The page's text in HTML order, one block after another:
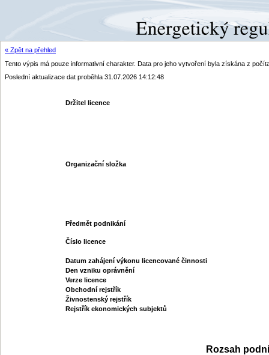
« Zpět na přehled
Tento výpis má pouze informativní charakter. Data pro jeho vytvoření byla získána z
Poslední aktualizace dat proběhla 31.07.2026 14:12:48
Držitel licence
Organizační složka
Předmět podnikání
Číslo licence
Datum zahájení výkonu licencované činnosti
Den vzniku oprávnění
Verze licence
Obchodní rejstřík
Živnostenský rejstřík
Rejstřík ekonomických subjektů
Rozsah